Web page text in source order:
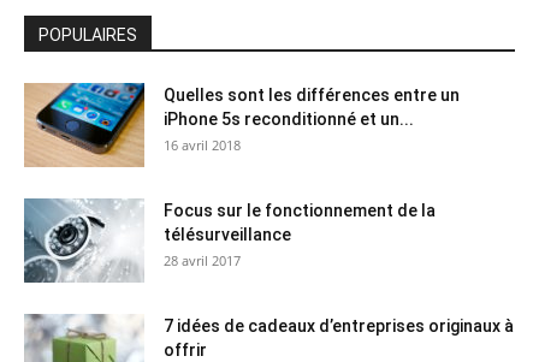
POPULAIRES
Quelles sont les différences entre un
iPhone 5s reconditionné et un...
16 avril 2018
Focus sur le fonctionnement de la
télésurveillance
28 avril 2017
7 idées de cadeaux d’entreprises originaux à
offrir